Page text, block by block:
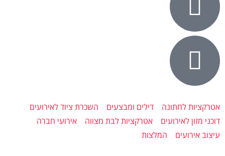
אטרקציות לחתונה דילים ומבצעים
השכרת ציוד לאירועים
דוכני מזון לאירועים
אטרקציות לבת מצווה
אירועי חברה
עיצוב אירועים
המלצות